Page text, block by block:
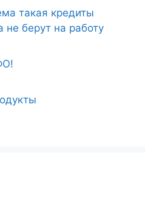
такая кредиты
не берут на работу